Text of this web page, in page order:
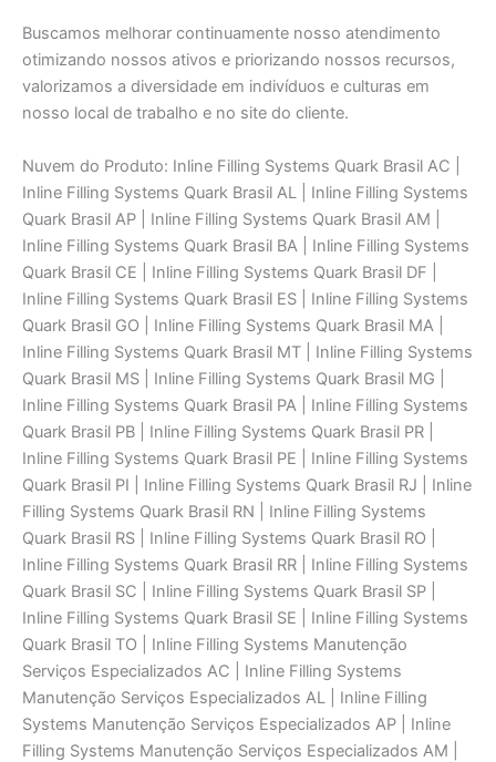
Buscamos melhorar continuamente nosso atendimento
otimizando nossos ativos e priorizando nossos recursos,
valorizamos a diversidade em indivíduos e culturas em
nosso local de trabalho e no site do cliente.
Nuvem do Produto: Inline Filling Systems Quark Brasil AC |
Inline Filling Systems Quark Brasil AL | Inline Filling Systems
Quark Brasil AP | Inline Filling Systems Quark Brasil AM |
Inline Filling Systems Quark Brasil BA | Inline Filling Systems
Quark Brasil CE | Inline Filling Systems Quark Brasil DF |
Inline Filling Systems Quark Brasil ES | Inline Filling Systems
Quark Brasil GO | Inline Filling Systems Quark Brasil MA |
Inline Filling Systems Quark Brasil MT | Inline Filling Systems
Quark Brasil MS | Inline Filling Systems Quark Brasil MG |
Inline Filling Systems Quark Brasil PA | Inline Filling Systems
Quark Brasil PB | Inline Filling Systems Quark Brasil PR |
Inline Filling Systems Quark Brasil PE | Inline Filling Systems
Quark Brasil PI | Inline Filling Systems Quark Brasil RJ | Inline
Filling Systems Quark Brasil RN | Inline Filling Systems
Quark Brasil RS | Inline Filling Systems Quark Brasil RO |
Inline Filling Systems Quark Brasil RR | Inline Filling Systems
Quark Brasil SC | Inline Filling Systems Quark Brasil SP |
Inline Filling Systems Quark Brasil SE | Inline Filling Systems
Quark Brasil TO | Inline Filling Systems Manutenção
Serviços Especializados AC | Inline Filling Systems
Manutenção Serviços Especializados AL | Inline Filling
Systems Manutenção Serviços Especializados AP | Inline
Filling Systems Manutenção Serviços Especializados AM |